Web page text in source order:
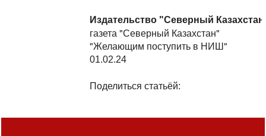
Издательство "Северный
газета "Северный Казахстан"
"Желающим поступить в НИШ"
01.02.24
Поделиться статьёй: